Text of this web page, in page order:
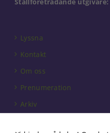
Lyssna
Kontakt
Om oss
Prenumeration
Arkiv